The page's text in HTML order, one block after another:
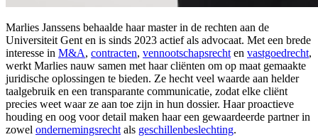
Marlies Janssens behaalde haar master in de rechten aan de
Universiteit Gent en is sinds 2023 actief als advocaat. Met een brede
interesse in M&A, contracten, vennootschapsrechten vastgoedrecht,
werkt Marlies nauw samen met haar cliënten om op maat gemaakte
juridische oplossingen te bieden. Ze hecht veel waarde aan helder
taalgebruik en een transparante communicatie, zodat elke cliënt
precies weet waar ze aan toe zijn in hun dossier. Haar proactieve
houding en oog voor detail maken haar een gewaardeerde partner in
zowel ondernemingsrechtals geschillenbeslechting.